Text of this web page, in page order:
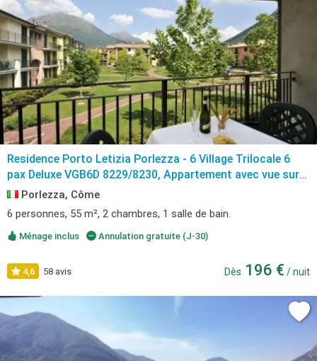
Residence Porto Letizia Porlezza - 6 Village Trilocale 6
pax Deluxe VGB6D 8229/8230, Appartement avec vue sur
le lac à Porlezza avec balcon
Porlezza, Côme
6 personnes, 55 m², 2 chambres, 1 salle de bain.
Ménage inclus Annulation gratuite (J-30)
4,6 58 avis Dès 196 € / nuit